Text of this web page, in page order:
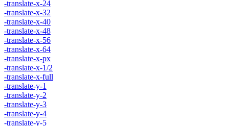
-translate-x-24
-translate-x-32
-translate-x-40
-translate-x-48
-translate-x-56
-translate-x-64
-translate-x-px
-translate-x-1/2
-translate-x-full
-translate-y-1
-translate-y-2
-translate-y-3
-translate-y-4
-translate-y-5